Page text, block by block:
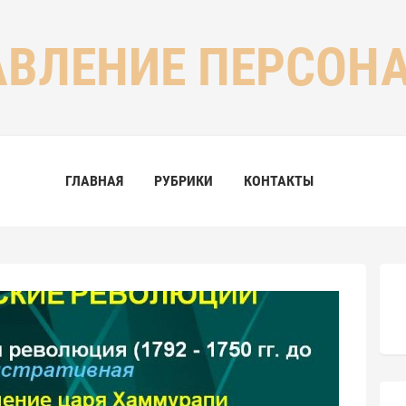
ГЛАВНАЯ РУБРИКИ КОНТАКТЫ